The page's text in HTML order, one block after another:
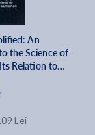
An
the Science of
Relation to
Lei